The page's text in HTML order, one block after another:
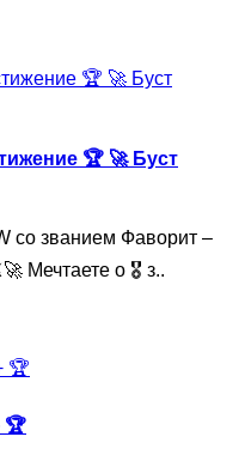
🏆 🚀 Буст
со званием Фаворит –
Мечтаете о 🎖️ з..
🏆